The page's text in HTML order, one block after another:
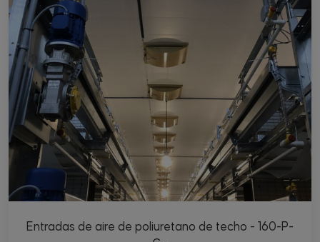
Entradas de aire de poliuretano de techo - 160-P-